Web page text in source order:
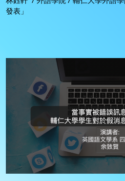
發表」